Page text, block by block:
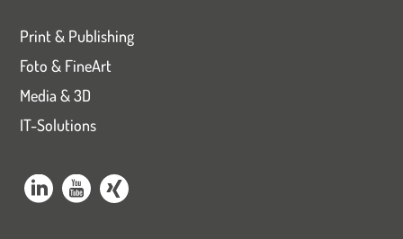
Print & Publishing
Foto & FineArt
Media & 3D
IT-Solutions